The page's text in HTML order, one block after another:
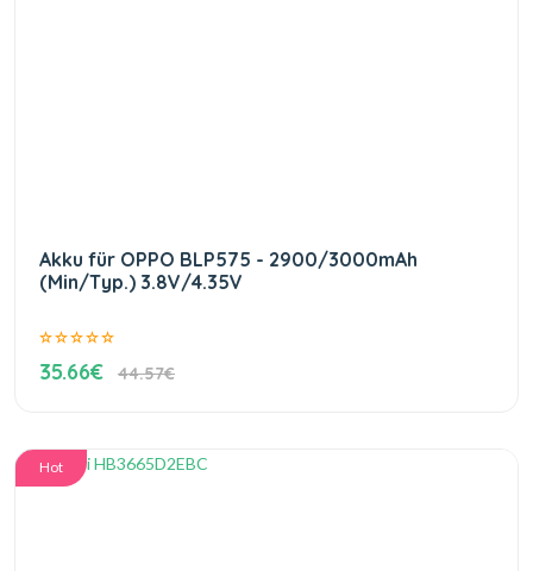
Akku für OPPO BLP575 - 2900/3000mAh
(Min/Typ.) 3.8V/4.35V
35.66€ 44.57€
Hot